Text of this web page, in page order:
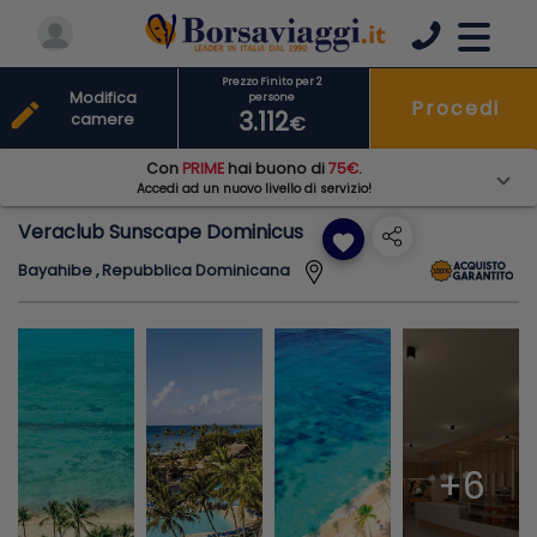
Veraclub Sunscape Dominicus favorite
Bayahibe , Repubblica Dominicana
+6
Prezzo Finito per 2
persone
3.112€
Procedi
edit
Modifica
camere
Con PRIME hai buono di75€.
Accedi ad un nuovo livello di servizio!